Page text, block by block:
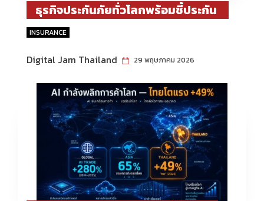
ธุรกิจประกันภัยทั่วโลกพร้อมชี้ประกัน
ภัยยังเป็นธุรกิจแห่งอนาคต เติบโตใน
ระยะยาว
INSURANCE
Digital Jam Thailand 29 พฤษภาคม 2026